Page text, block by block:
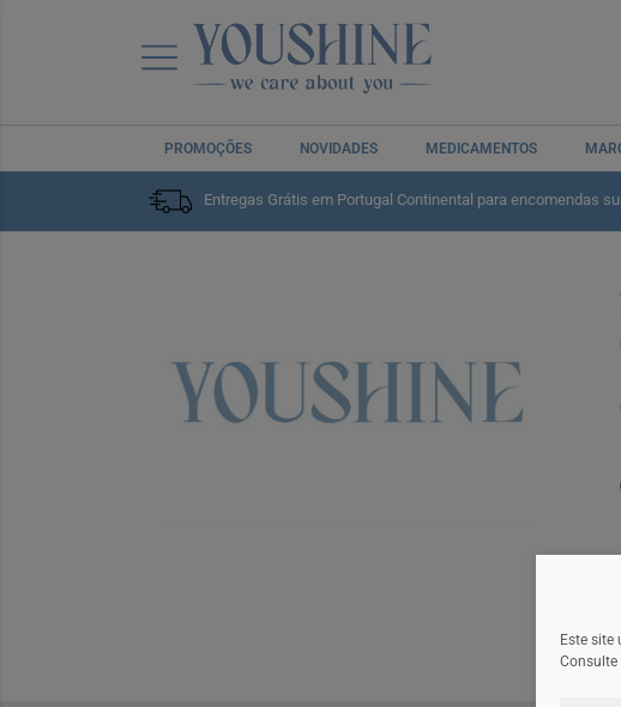
PROMOÇÕES NOVIDADES MEDICAMENTOS
Entregas Grátis em Portugal Continental para encomendas
Este site
Consulte